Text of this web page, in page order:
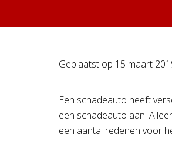
Geplaatst op 15 maart
Een schadeauto heeft
een schadeauto aan.
een aantal redenen voor